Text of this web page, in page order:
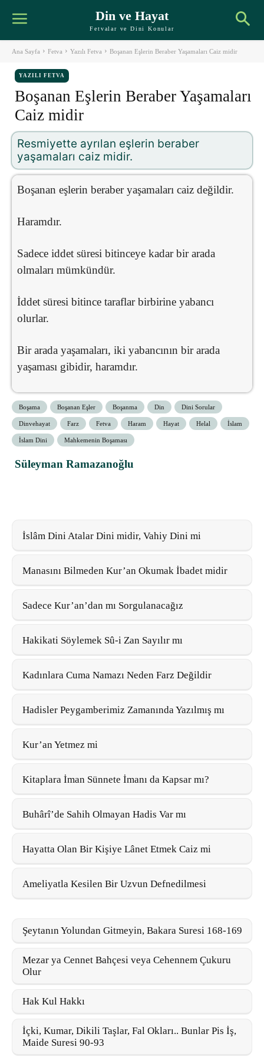
Din ve Hayat
Fetvalar ve Dini Konular
Ana Sayfa Fetva Yazılı Fetva Boşanan Eşlerin Beraber Yaşamaları Caiz midir
YAZILI FETVA
Boşanan Eşlerin Beraber Yaşamaları
Caiz midir
Resmiyette ayrılan eşlerin beraber
yaşamaları caiz midir.
Boşanan eşlerin beraber yaşamaları caiz değildir.
Haramdır.
Sadece iddet süresi bitinceye kadar bir arada
olmaları mümkündür.
İddet süresi bitince taraflar birbirine yabancı
olurlar.
Bir arada yaşamaları, iki yabancının bir arada
yaşaması gibidir, haramdır.
Boşama Boşanan Eşler Boşanma Din Dini Sorular
Dinvehayat Farz Fetva Haram Hayat Helal İslam
İslam Dini Mahkemenin Boşaması
Süleyman Ramazanoğlu
İslâm Dini Atalar Dini midir, Vahiy Dini mi
Manasını Bilmeden Kur’an Okumak İbadet midir
Sadece Kur’an’dan mı Sorgulanacağız
Hakikati Söylemek Sû-i Zan Sayılır mı
Kadınlara Cuma Namazı Neden Farz Değildir
Hadisler Peygamberimiz Zamanında Yazılmış mı
Kur’an Yetmez mi
Kitaplara İman Sünnete İmanı da Kapsar mı?
Buhârî’de Sahih Olmayan Hadis Var mı
Hayatta Olan Bir Kişiye Lânet Etmek Caiz mi
Ameliyatla Kesilen Bir Uzvun Defnedilmesi
Şeytanın Yolundan Gitmeyin, Bakara Suresi 168-169
Mezar ya Cennet Bahçesi veya Cehennem Çukuru
Olur
Hak Kul Hakkı
İçki, Kumar, Dikili Taşlar, Fal Okları.. Bunlar Pis İş,
Maide Suresi 90-93